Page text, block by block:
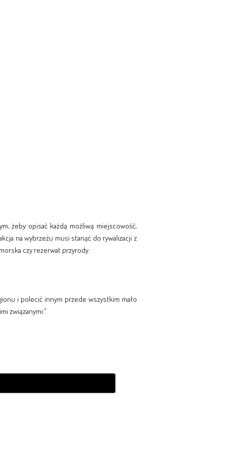
żeby opisać każdą możliwą miejscowość,
na wybrzeżu musi stanąć do rywalizacji z
czy rezerwat przyrody.
i polecić innym przede wszystkim mało
związanymi."